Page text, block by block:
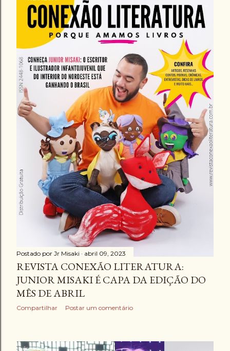
Postado por Jr Misaki abril 09, 2023
REVISTA CONEXÃO LITERATURA:
JUNIOR MISAKI É CAPA DA EDIÇÃO DO
MÊS DE ABRIL
Compartilhar Postar um comentário